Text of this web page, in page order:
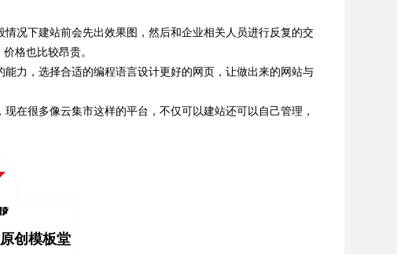
况下建站前会先出效果图，然后和企业相关人员进行反复的交
格也比较昂贵。
力，选择合适的编程语言设计更好的网页，让做出来的网站与
在很多像云集市这样的平台，不仅可以建站还可以自己管理，
创模板堂